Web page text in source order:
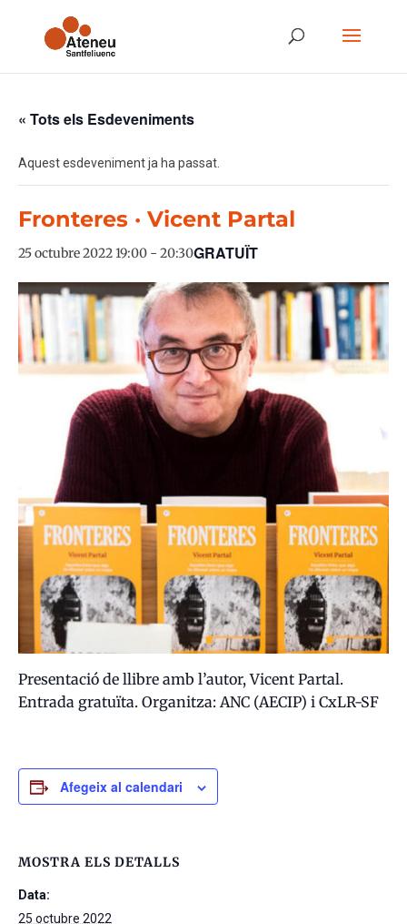
« Tots els Esdeveniments
Aquest esdeveniment ja ha passat.
Fronteres · Vicent Partal
25 octubre 2022 19:00 - 20:30GRATUÏT
Presentació de llibre amb l’autor, Vicent Partal.
Entrada gratuïta. Organitza: ANC (AECIP) i CxLR-SF
Afegeix al calendari
MOSTRA ELS DETALLS
Data:
25 octubre 2022